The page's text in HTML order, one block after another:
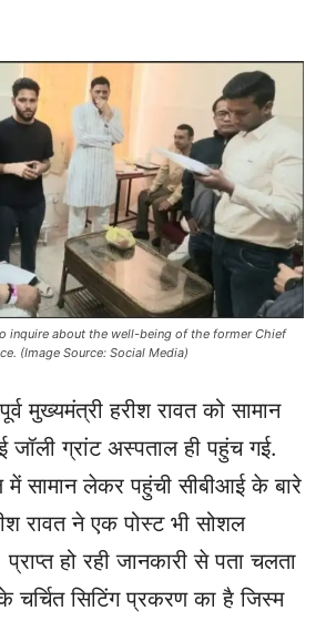
inquire about the well-being of the former Chief
(Image Source: Social Media)
मुख्यमंत्री हरीश रावत को सामान
ग्रांट अस्पताल ही पहुंच गई.
सामान लेकर पहुंची सीबीआई के बारे
रावत ने एक पोस्ट भी सोशल
प्राप्त हो रही जानकारी से पता चलता
सिटिंग प्रकरण का है जिस्म